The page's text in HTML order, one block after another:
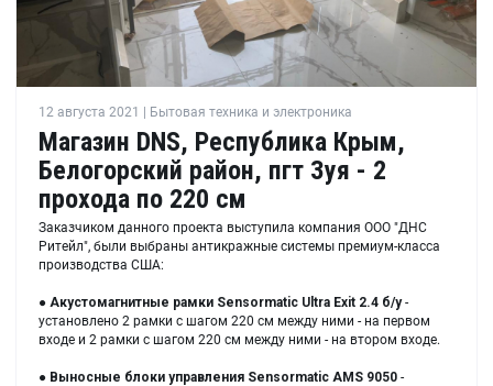
12 августа 2021 | Бытовая техника и электроника
Магазин DNS, Республика Крым,
Белогорский район, пгт Зуя - 2
прохода по 220 см
Заказчиком данного проекта выступила компания ООО "ДНС
Ритейл", были выбраны антикражные системы премиум-класса
производства США:
● Акустомагнитные рамки Sensormatic Ultra Exit 2.4 б/у-
установлено 2 рамки с шагом 220 см между ними - на первом
входе и 2 рамки с шагом 220 см между ними - на втором входе.
● Выносные блоки управления Sensormatic AMS 9050 -